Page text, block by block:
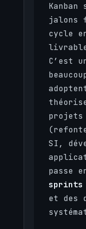
jalons
cycle
C’est
projets
SI,
passe
sprints
et des